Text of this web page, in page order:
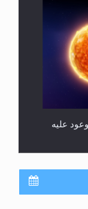
عليه